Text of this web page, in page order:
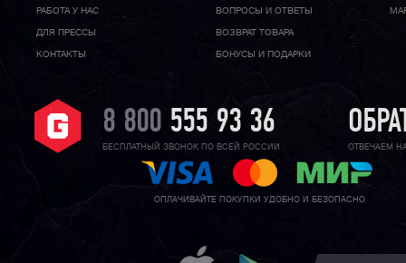
РАБОТА У НАС
ДЛЯ ПРЕССЫ
КОНТАКТЫ
ВОПРОСЫ И ОТВЕТЫ
ВОЗВРАТ ТОВАРА
БОНУСЫ И ПОДАРКИ
8 800 555 93 36
БЕСПЛАТНЫЙ ЗВОНОК ПО ВСЕЙ РОССИИ ОТВЕЧАЕМ
ОПЛАЧИВАЙТЕ ПОКУПКИ УДОБНО И БЕЗОПАСНО